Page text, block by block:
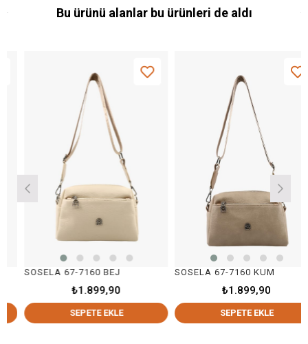
Bu ürünü alanlar bu ürünleri de aldı
SOSELA 67-7160 BEJ
₺1.899,90
SEPETE EKLE
SOSELA 67-7160 KUM
₺1.899,90
SEPETE EKLE